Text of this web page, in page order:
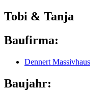
Tobi & Tanja
Baufirma:
Dennert Massivhaus
Baujahr: